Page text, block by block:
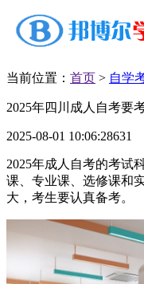
当前位置： 首页 > 自学
2025年四川成人自考要
2025-08-01 10:06:28631
2025年成人自考的考试
课、专业课、选修课和
大，考生要认真备考。